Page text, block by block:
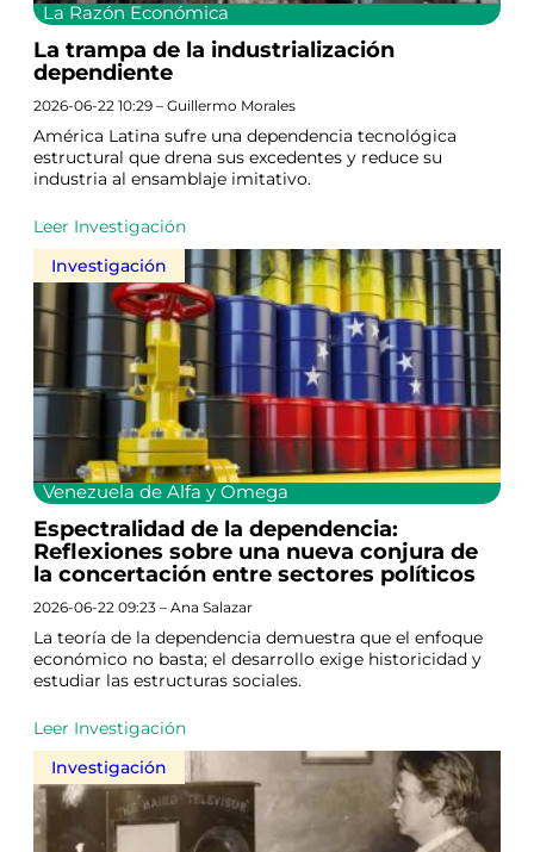
La Razón Económica
La trampa de la industrialización
dependiente
2026-06-22 10:29 – Guillermo Morales
América Latina sufre una dependencia tecnológica
estructural que drena sus excedentes y reduce su
industria al ensamblaje imitativo.
Leer Investigación
Investigación
Venezuela de Alfa y Omega
Espectralidad de la dependencia:
Reflexiones sobre una nueva conjura de
la concertación entre sectores políticos
2026-06-22 09:23 – Ana Salazar
La teoría de la dependencia demuestra que el enfoque
económico no basta; el desarrollo exige historicidad y
estudiar las estructuras sociales.
Leer Investigación
Investigación